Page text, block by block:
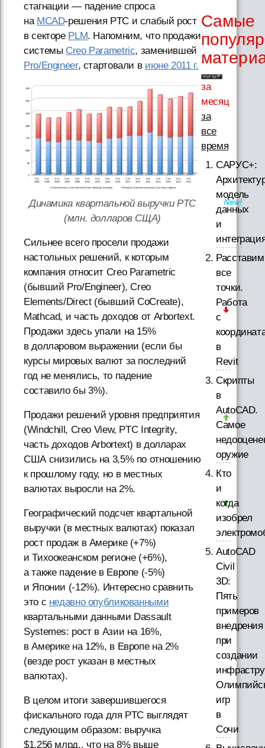
стагнации — падение спроса
на MCAD-решения PTC и слабый рост
в секторе PLM. Напомним, что продажи
системы Creo Parametric, заменившей
Pro/Engineer, стартовали в июне 2011 г.
Динамика квартальной выручки PTC
(млн. долларов СЩА)
Сильнее всего просели продажи
настольных решений, к которым
компания относит Creo Parametric
(бывший Pro/Engineer), Creo
Elements/Direct (бывший CoCreate),
Mathcad, и часть доходов от Arbortext.
Продажи здесь упали на 15%
в долларовом выражении (если бы
курсы мировых валют за последний
год не менялись, то падение
составило бы 3%).
Продажи решений уровня предприятия
(Windchill, Creo View, PTC Integrity,
часть доходов Arbortext) в долларах
США снизились на 3,5% по отношению
к прошлому году, но в местных
валютах выросли на 2%.
Географический подсчет квартальной
выручки (в местных валютах) показал
рост продаж в Америке (+7%)
и Тихоокеанском регионе (+6%),
а также падение в Европе (-5%)
и Японии (-12%). Интересно сравнить
это с недавно опубликованными
квартальными данными Dassault
Systemes: рост в Азии на 16%,
в Америке на 12%, в Европе на 2%
(везде рост указан в местных
валютах).
В целом итоги завершившегося
фискального года для PTC выглядят
следующим образом: выручка
$1,256 млрд., что на 8% выше
Самые
за
месяц
за
все
время
САРУС+:
модель
данных
и
Расставим
все
точки.
Работа
с
в
Revit
Скрипты
в
AutoCAD.
Самое
оружие
Кто
и
когда
изобрел
AutoCAD
Civil
3D:
Пять
примеров
внедрения
при
создании
игр
в
Сочи